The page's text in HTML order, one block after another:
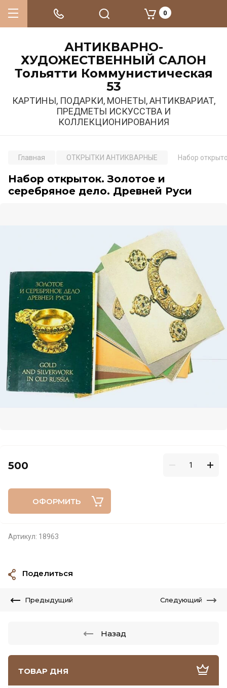
АНТИКВАРНО-
ХУДОЖЕСТВЕННЫЙ САЛОН
Тольятти Коммунистическая
53
КАРТИНЫ, ПОДАРКИ, МОНЕТЫ, АНТИКВАРИАТ,
ПРЕДМЕТЫ ИСКУССТВА И
КОЛЛЕКЦИОНИРОВАНИЯ
0
ТОВАР ДНЯ
Главная ОТКРЫТКИ АНТИКВАРНЫЕ Набор
Набор открыток. Золотое и
серебряное дело. Древней Руси
500
ОФОРМИТЬ
Артикул: 18963
Поделиться
Предыдущий Следующий
Назад